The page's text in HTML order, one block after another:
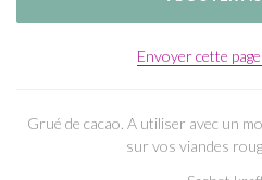
Envoyer cette
Grué de cacao. A utiliser avec un
sur vos viandes